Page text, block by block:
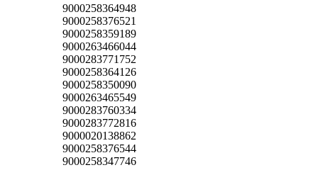
9000258364948
9000258376521
9000258359189
9000263466044
9000283771752
9000258364126
9000258350090
9000263465549
9000283760334
9000283772816
9000020138862
9000258376544
9000258347746